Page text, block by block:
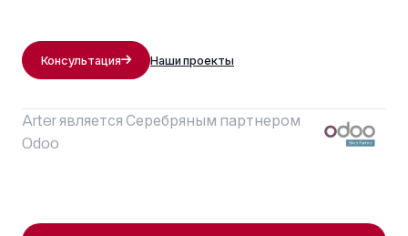
Консультация Наши проекты
Arter является Серебряным партнером
Odoo